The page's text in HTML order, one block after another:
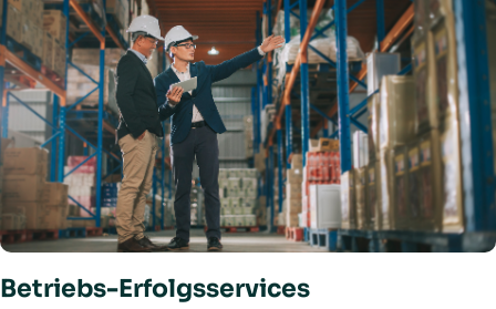
Betriebs-Erfolgsservices